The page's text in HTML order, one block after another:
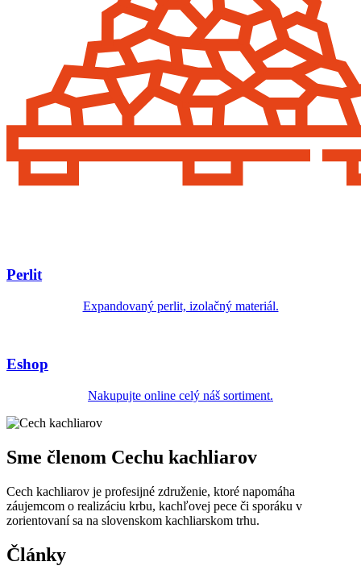
Perlit
Expandovaný perlit, izolačný materiál.
Eshop
Nakupujte online celý náš sortiment.
Sme členom Cechu kachliarov
Cech kachliarov je profesijné združenie, ktoré napomáha
záujemcom o realizáciu krbu, kachľovej pece či sporáku v
zorientovaní sa na slovenskom kachliarskom trhu.
Články